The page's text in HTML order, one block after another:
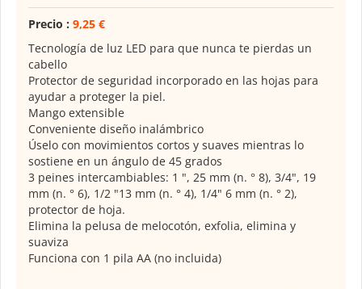
Precio : 9,25 €
Tecnología de luz LED para que nunca te pierdas un
cabello
Protector de seguridad incorporado en las hojas para
ayudar a proteger la piel.
Mango extensible
Conveniente diseño inalámbrico
Úselo con movimientos cortos y suaves mientras lo
sostiene en un ángulo de 45 grados
3 peines intercambiables: 1 ", 25 mm (n. ° 8), 3/4", 19
mm (n. ° 6), 1/2 "13 mm (n. ° 4), 1/4" 6 mm (n. ° 2),
protector de hoja.
Elimina la pelusa de melocotón, exfolia, elimina y
suaviza
Funciona con 1 pila AA (no incluida)